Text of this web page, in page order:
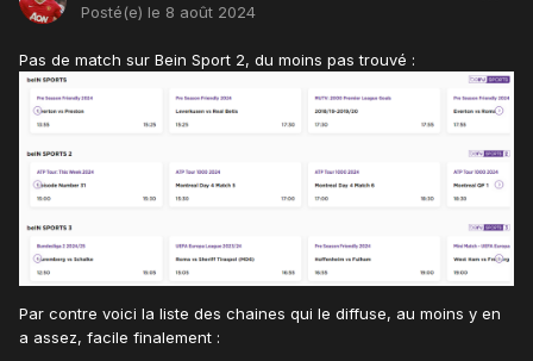
Posté(e) le 8 août 2024
Pas de match sur Bein Sport 2, du moins pas trouvé :
Par contre voici la liste des chaines qui le diffuse, au moins y en
a assez, facile finalement :